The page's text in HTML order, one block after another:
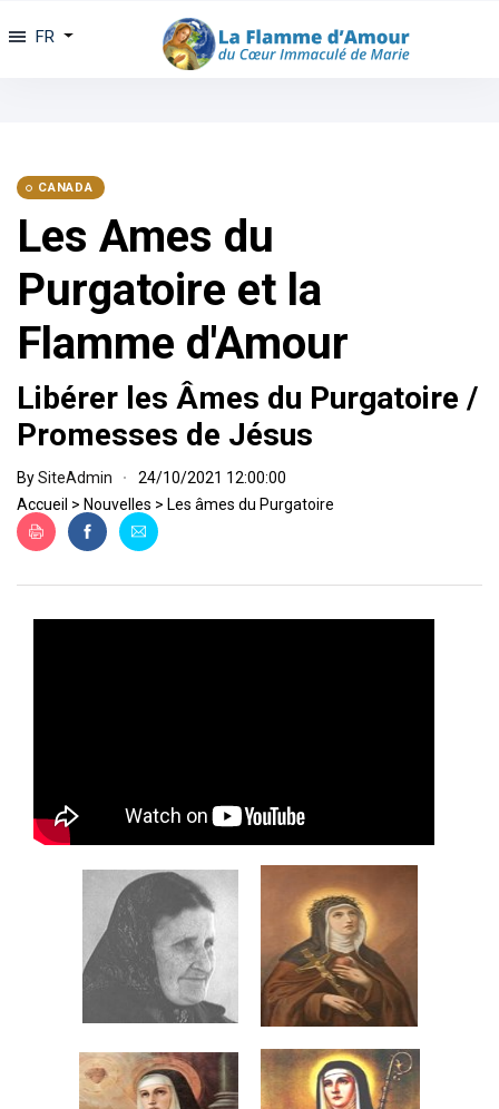
FR
CANADA
Les Ames du
Purgatoire et la
Flamme d'Amour
Libérer les Âmes du Purgatoire /
Promesses de Jésus
BySiteAdmin
24/10/2021 12:00:00
Accueil > Nouvelles > Les âmes du Purgatoire